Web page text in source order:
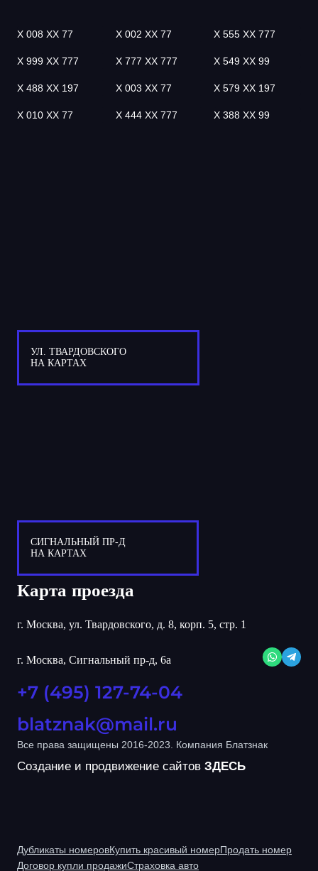
Х 008 ХХ 77 Х 002 ХХ 77 Х 555 ХХ 777
Х 999 ХХ 777 Х 777 ХХ 777 Х 549 ХХ 99
Х 488 ХХ 197 Х 003 ХХ 77 Х 579 ХХ 197
Х 010 ХХ 77 Х 444 ХХ 777 Х 388 ХХ 99
УЛ. ТВАРДОВСКОГО
НА КАРТАХ
СИГНАЛЬНЫЙ ПР-Д
НА КАРТАХ
Карта проезда
г. Москва, ул. Твардовского, д. 8, корп. 5, стр. 1
г. Москва, Сигнальный пр-д, 6а
+7 (495) 127-74-04
blatznak@mail.ru
Все права защищены 2016-2023. Компания Блатзнак
Создание и продвижение сайтов ЗДЕСЬ
Дубликаты номеровКупить красивый номерПродать номер
Договор купли продажиСтраховка авто